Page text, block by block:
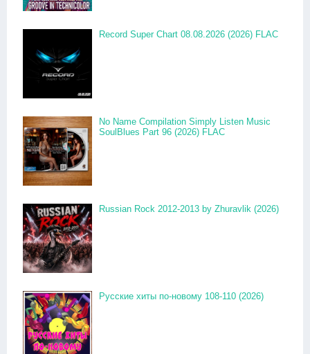
Record Super Chart 08.08.2026 (2026) FLAC
No Name Compilation Simply Listen Music
SoulBlues Part 96 (2026) FLAC
Russian Rock 2012-2013 by Zhuravlik (2026)
Русские хиты по-новому 108-110 (2026)